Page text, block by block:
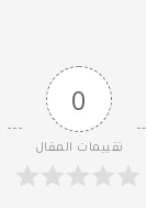
0
تقييمات المقال